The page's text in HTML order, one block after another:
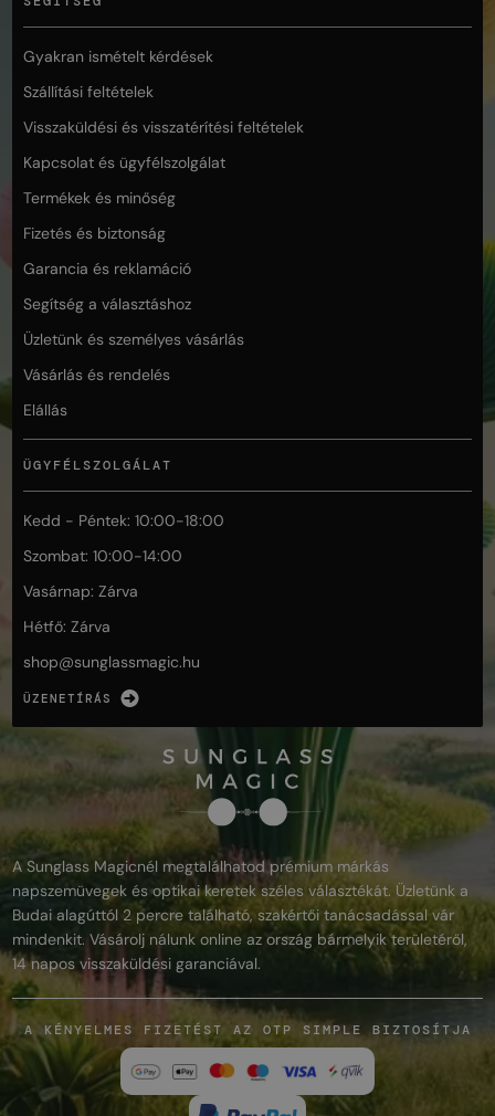
Gyakran ismételt kérdések
Szállítási feltételek
Visszaküldési és visszatérítési feltételek
Kapcsolat és ügyfélszolgálat
Termékek és minőség
Fizetés és biztonság
Garancia és reklamáció
Segítség a választáshoz
Üzletünk és személyes vásárlás
Vásárlás és rendelés
Elállás
ÜGYFÉLSZOLGÁLAT
Kedd - Péntek: 10:00-18:00
Szombat: 10:00-14:00
Vasárnap: Zárva
Hétfő: Zárva
shop@sunglassmagic.hu
ÜZENETÍRÁS
A Sunglass Magicnél megtalálhatod prémium márkás
napszemüvegek és optikai keretek széles választékát. Üzletünk a
Budai alagúttól 2 percre található, szakértői tanácsadással vár
mindenkit. Vásárolj nálunk online az ország bármelyik területéről,
14 napos visszaküldési garanciával.
A KÉNYELMES FIZETÉST AZ OTP SIMPLE BIZTOSÍTJA